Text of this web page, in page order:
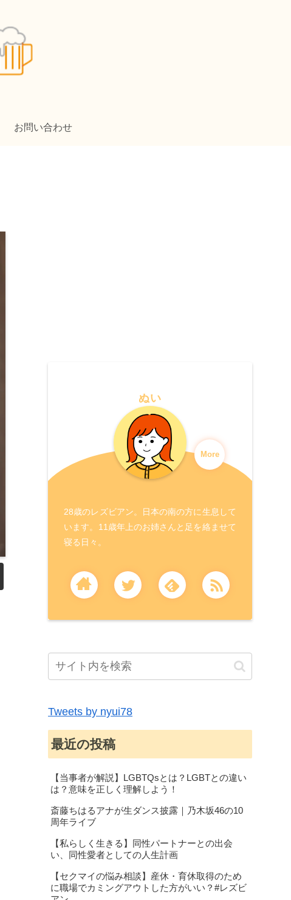
お問い合わせ
ぬい
More
28歳のレズビアン。日本の南の方に生息して
います。11歳年上のお姉さんと足を絡ませて
寝る日々。
Tweets by nyui78
最近の投稿
【当事者が解説】LGBTQsとは？LGBTとの違い
は？意味を正しく理解しよう！
斎藤ちはるアナが生ダンス披露｜乃木坂46の10
周年ライブ
【私らしく生きる】同性パートナーとの出会
い、同性愛者としての人生計画
【セクマイの悩み相談】産休・育休取得のため
に職場でカミングアウトした方がいい？#レズビ